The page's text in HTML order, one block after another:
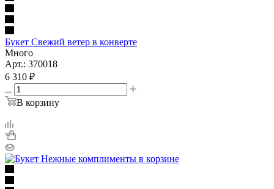
Букет Свежий ветер в конверте
Много
Арт.: 370018
6 310 ₽
В корзину